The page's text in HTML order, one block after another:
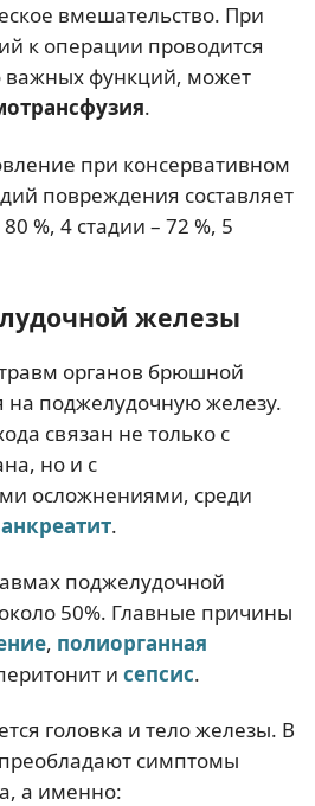
вмешательство. При
к операции проводится
важных функций, может
.
при консервативном
повреждения составляет
%, 4 стадии – 72 %, 5
железы
органов брюшной
на поджелудочную железу.
связан не только с
но и с
осложнениями, среди
.
поджелудочной
50%. Главные причины
, полиорганная
и сепсис.
головка и тело железы. В
симптомы
а именно: